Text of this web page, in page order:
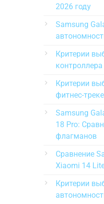
2026 году
Samsung
Критерии
контроллера
Критерии
фитнес-
Samsung
18 Pro:
флагманов
Сравнение
Xiaomi 14
Критерии